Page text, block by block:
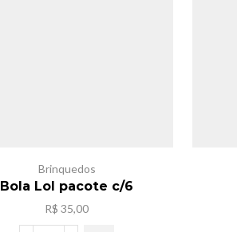
Brinquedos
Bola Lol pacote c/6
R$ 35,00